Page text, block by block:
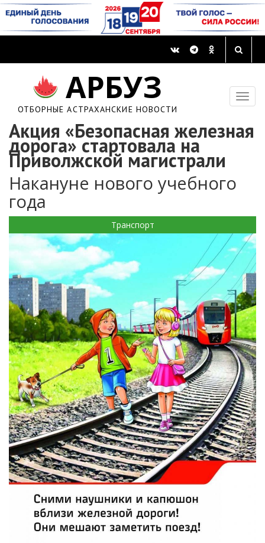
АРБУЗ
ОТБОРНЫЕ АСТРАХАНСКИЕ НОВОСТИ
Акция «Безопасная железная
дорога» стартовала на
Приволжской магистрали
Накануне нового учебного
года
Транспорт